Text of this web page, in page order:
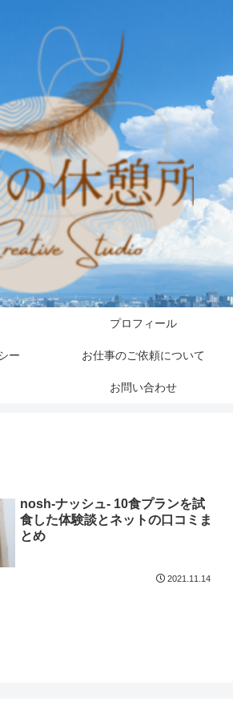
プロフィール
ー お仕事のご依頼について
お問い合わせ
nosh-ナッシュ- 10食プランを試
食した体験談とネットの口コミま
とめ
2021.11.14